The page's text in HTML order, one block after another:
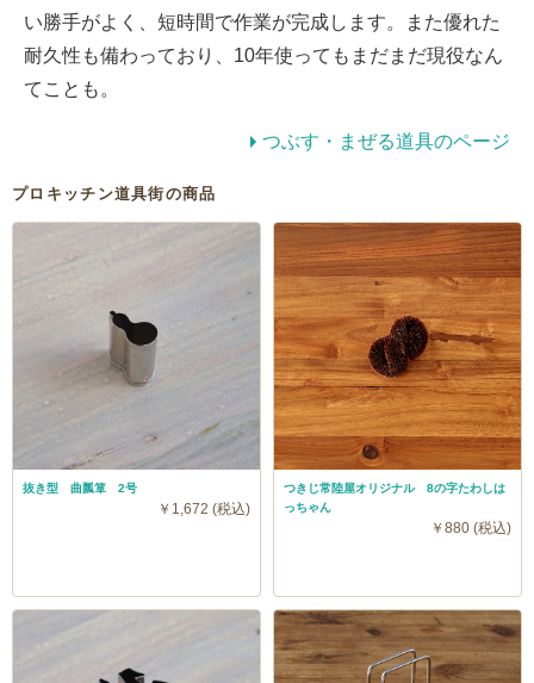
い勝手がよく、短時間で作業が完成します。また優れた
耐久性も備わっており、10年使ってもまだまだ現役なん
てことも。
つぶす・まぜる道具のページ
プロキッチン道具街の商品
抜き型 曲瓢箪 2号
￥1,672 (税込)
つきじ常陸屋オリジナル 8の字たわしは
っちゃん
￥880 (税込)